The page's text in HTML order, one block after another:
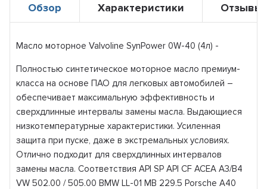
Обзор Характеристики Отзывы
Масло моторное Valvoline SynPower 0W-40 (4л) -
Полностью синтетическое моторное масло премиум-
класса на основе ПАО для легковых автомобилей –
обеспечивает максимальную эффективность и
сверхдлинные интервалы замены масла. Выдающиеся
низкотемпературные характеристики. Усиленная
защита при пуске, даже в экстремальных условиях.
Отлично подходит для сверхдлинных интервалов
замены масла. Соответствия API SP API CF ACEA A3/B4
VW 502.00 / 505.00 BMW LL-01 MB 229.5 Porsche A40